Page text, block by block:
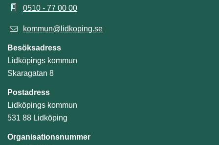
0510 - 77 00 00
kommun@lidkoping.se
Besöksadress
Lidköpings kommun
Skaragatan 8
Postadress
Lidköpings kommun
531 88 Lidköping
Organisationsnummer